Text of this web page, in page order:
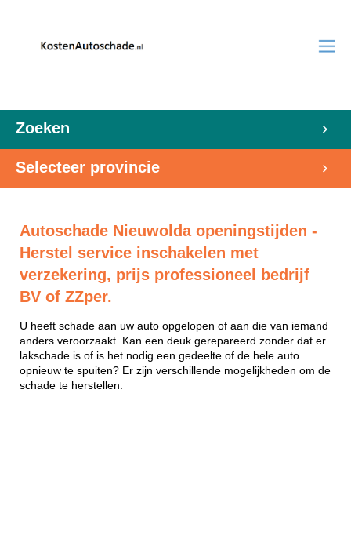
Zoeken
Selecteer provincie
Autoschade Nieuwolda openingstijden -
Herstel service inschakelen met
verzekering, prijs professioneel bedrijf
BV of ZZper.
U heeft schade aan uw auto opgelopen of aan die van iemand
anders veroorzaakt. Kan een deuk gerepareerd zonder dat er
lakschade is of is het nodig een gedeelte of de hele auto
opnieuw te spuiten? Er zijn verschillende mogelijkheden om de
schade te herstellen.